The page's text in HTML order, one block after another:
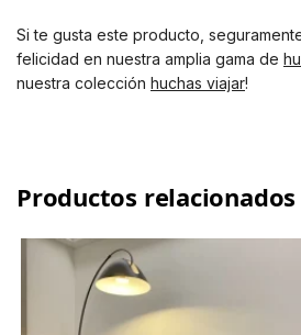
Si te gusta este producto,
felicidad en nuestra amplia gama de
nuestra colección huchas viajar!
Productos relacionados